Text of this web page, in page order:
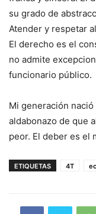
su grado de
Atender y respetar
El derecho es el
no admite
funcionario público.
Mi generación
aldabonazo de que
peor. El deber es el
ETIQUETAS 4T